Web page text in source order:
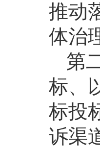
推动
体治
第
标、
标投
诉渠